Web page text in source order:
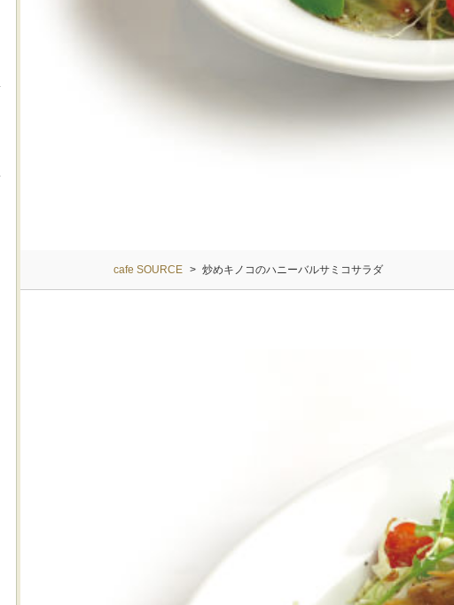
cafe SOURCE > 炒めキノコのハニーバルサミコサラダ